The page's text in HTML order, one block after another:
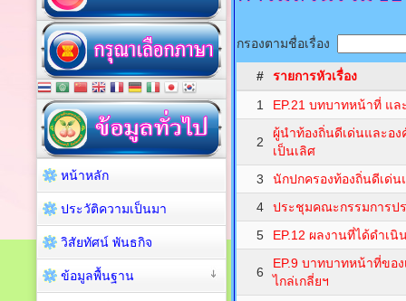
กรองตามชื่อเรื่อง
#
รายการหัวเรื่อง
1
EP.21 บทบาทหน้าที่ แล
2
ผู้นำท้องถิ่นดีเด่นและอ
เป็นเลิศ
3
นักปกครองท้องถิ่นดีเด่น
4
ประชุมคณะกรรมการป
5
EP.12 ผลงานที่ได้ดำเนิ
6
EP.9 บาทบาทหน้าที่ขอ
ไกล่เกลี่ยฯ
หน้าหลัก
ประวัติความเป็นมา
วิสัยทัศน์ พันธกิจ
ข้อมูลพื้นฐาน